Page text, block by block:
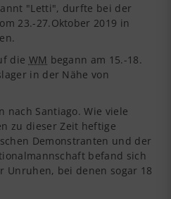
"Letti", durfte bei der
23.-27.Oktober 2019 in
die WM begann am 15.-18.
in der Nähe von
nach Santiago. Wie viele
zu dieser Zeit heftige
Demonstranten und der
befand sich
Unruhen, bei denen sogar 18